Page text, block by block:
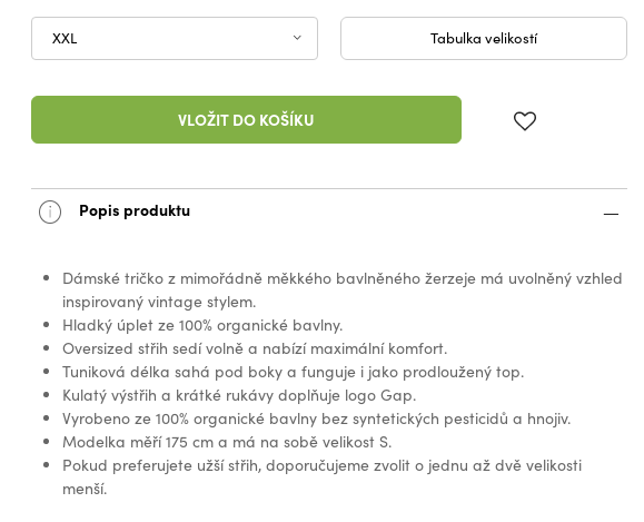
XXL Tabulka velikostí
VLOŽIT DO KOŠÍKU
Popis produktu
Dámské tričko z mimořádně měkkého bavlněného žerzeje má uvolněný vzhled
inspirovaný vintage stylem.
Hladký úplet ze 100% organické bavlny.
Oversized střih sedí volně a nabízí maximální komfort.
Tuniková délka sahá pod boky a funguje i jako prodloužený top.
Kulatý výstřih a krátké rukávy doplňuje logo Gap.
Vyrobeno ze 100% organické bavlny bez syntetických pesticidů a hnojiv.
Modelka měří 175 cm a má na sobě velikost S.
Pokud preferujete užší střih, doporučujeme zvolit o jednu až dvě velikosti
menší.